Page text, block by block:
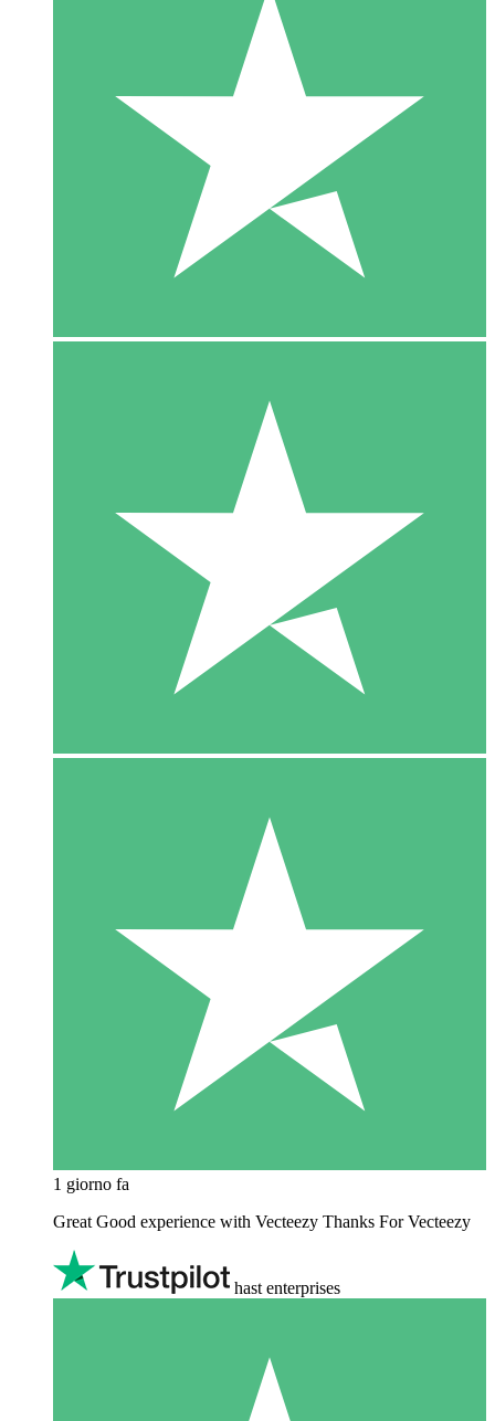
1 giorno fa
Great Good experience with Vecteezy Thanks For Vecteezy
hast enterprises